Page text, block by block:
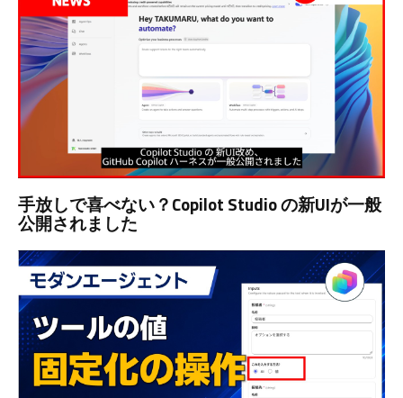
手放しで喜べない？Copilot Studio の新UIが一般
公開されました